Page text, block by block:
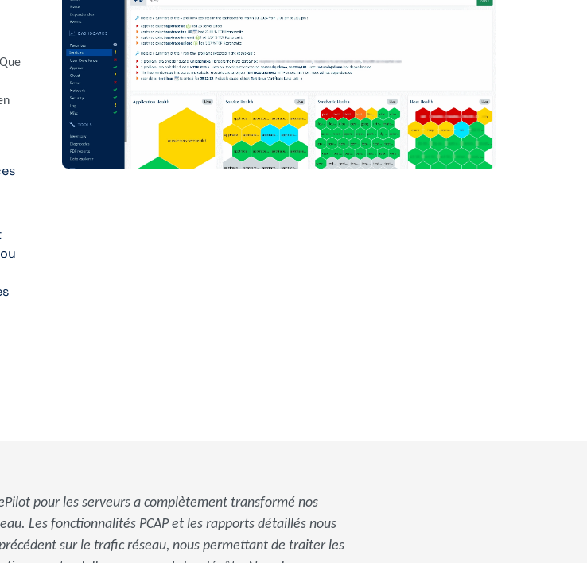
pour les serveurs a complètement transformé nos
Les fonctionnalités PCAP et les rapports détaillés nous
sur le trafic réseau, nous permettant de traiter les